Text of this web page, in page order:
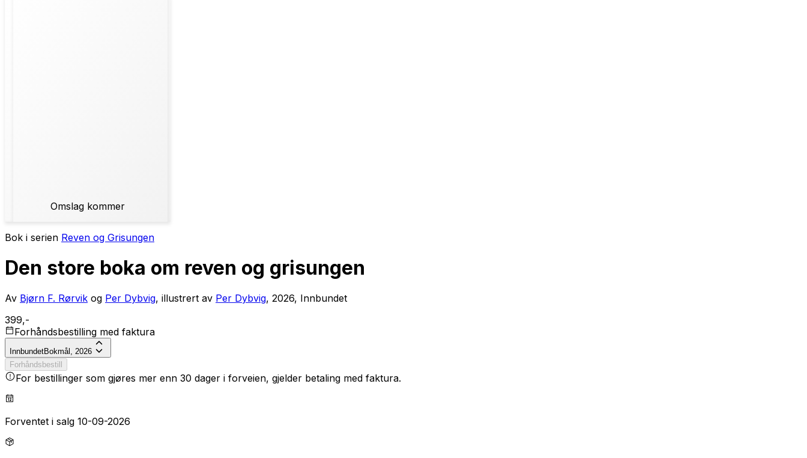
Omslag kommer
Bok i serien Reven og Grisungen
Den store boka om reven og grisungen
Av Bjørn F. Rørvik og Per Dybvig, illustrert av Per Dybvig, 2026, Innbundet
399,-
Forhåndsbestilling med faktura
InnbundetBokmål, 2026
Forhåndsbestill
For bestillinger som gjøres mer enn 30 dager i forveien, gjelder betaling med faktura.
Forventet i salg 10-09-2026